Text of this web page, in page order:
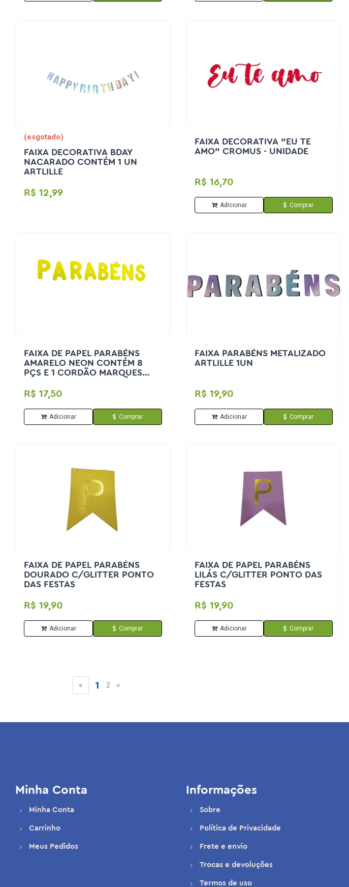
(esgotado)
FAIXA DECORATIVA BDAY
NACARADO CONTÉM 1 UN
ARTLILLE
R$ 12,99
FAIXA DECORATIVA "EU TE
AMO" CROMUS - UNIDADE
R$ 16,70
Adicionar Comprar
FAIXA DE PAPEL PARABÉNS
AMARELO NEON CONTÉM 8
PÇS E 1 CORDÃO MARQUES
R$ 17,50
Adicionar Comprar
FAIXA PARABÉNS METALIZADO
ARTLILLE 1UN
R$ 19,90
Adicionar Comprar
FAIXA DE PAPEL PARABÉNS
DOURADO C/GLITTER PONTO
DAS FESTAS
R$ 19,90
Adicionar Comprar
FAIXA DE PAPEL PARABÉNS
LILÁS C/GLITTER PONTO DAS
FESTAS
R$ 19,90
Adicionar Comprar
« 1 2 »
Minha Conta
Minha Conta
Carrinho
Meus Pedidos
Informações
Sobre
Política de Privacidade
Frete e envio
Trocas e devoluções
Termos de uso